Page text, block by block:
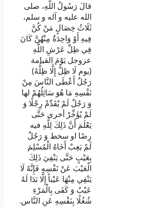
قالَ رَسُولُ اللَّهِ، صلى
الله عليه و آله و سلم،
ثَلَاثُ خِصَالٍ مَنْ كُنَّ
فِيهِ أَوْ وَاحِدَةٌ مِنْهُنَّ كَانَ
فِي ظِلِّ عَرْشِ اللَّهِ
عزوجليَوْمَ القيامة
(يوم لَا ظِلَّ إِلَّا ظِلُّهُ)
رَجُلٌ أَعْطَى النَّاسَ مِنْ
نَفْسِهِ مَا هُوَ سَائِلُهُمْ لها
وَ رَجُلٌ لَمْ يُقَدِّمْ رِجْلًا وَ
لَمْ يُؤَخِّرْ أخرى حَتَّى
يَعْلَمَ أَنَّ ذَلِكَ لِلَّهِ فيه
رِضًا او سخط وَ رَجُلٌ
لَمْ يَعِبْ أَخَاهُ الْمُسْلِمَ
بِعَيْبٍ حَتَّى يَنْفِيَ ذَلِكَ
الْعَيْبَ عَنْ نَفْسِهِ فَإِنَّهُ لَا
يَنْفِي مِنْهَا عَيْباً إِلَّا بَدَا لَهُ
عَيْبٌ وَ كَفَى بِالْمَرْءِ
شُغُلًا بِنَفْسِهِ عَنِ النَّاس.